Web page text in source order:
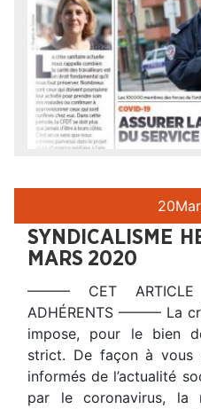
20
SYNDICALISME
MARS 2020
——— CET ARTICLE
ADHÉRENTS ——— La
impose, pour le bien
strict. De façon à vous
informés de l’actualité
par le coronavirus, la